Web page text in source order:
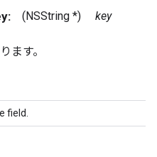
(NSString *) key
ます。
field.